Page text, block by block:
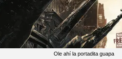
Ole ahí la portadita guapa